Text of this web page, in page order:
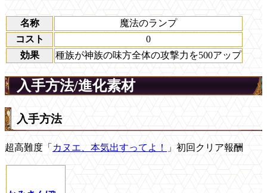
名称
魔法のランプ
コスト
0
効果
種族が神族の味方全体の攻撃力を500アップ
入手方法/進化素材
入手方法
超高難度「 カヌエ、本気出すってよ！ 」初回クリア報酬